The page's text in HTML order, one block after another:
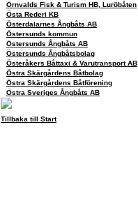
Örnvalds Fisk & Turism HB, Luröbåten
Östa Rederi KB
Österdalarnes Ångbåts AB
Östersunds kommun
Östersunds Ångbåts AB
Östersunds Ångbåtsbolag
Österåkers Båttaxi & Varutransport AB
Östra Skärgårdens Båtbolag
Östra Skärgårdens Båtförening
Östra Sveriges Ångbåts AB
Tillbaka till Start